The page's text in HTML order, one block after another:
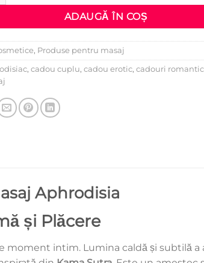
ADAUGĂ ÎN COȘ
, Produse pentru masaj
, cadou cuplu, cadou erotic, cadouri
Aphrodisia
și Plăcere
moment intim. Lumina caldă și subtilă a